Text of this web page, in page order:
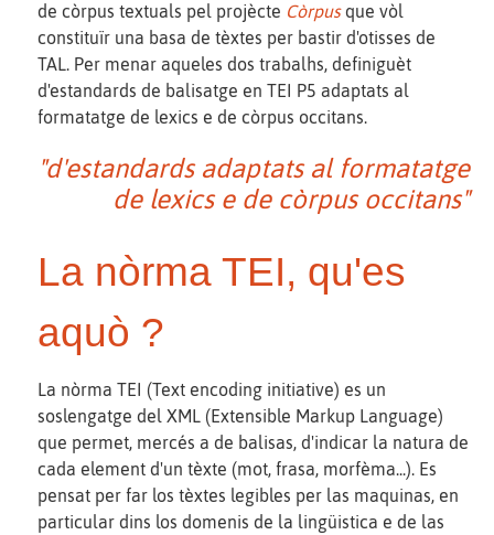
de còrpus textuals pel projècte Còrpusque vòl
constituïr una basa de tèxtes per bastir d'otisses de
TAL. Per menar aqueles dos trabalhs, definiguèt
d'estandards de balisatge en TEI P5 adaptats al
formatatge de lexics e de còrpus occitans.
"d'estandards adaptats al formatatge
de lexics e de còrpus occitans"
La nòrma TEI, qu'es
aquò ?
La nòrma TEI (Text encoding initiative) es un
soslengatge del XML (Extensible Markup Language)
que permet, mercés a de balisas, d'indicar la natura de
cada element d'un tèxte (mot, frasa, morfèma...). Es
pensat per far los tèxtes legibles per las maquinas, en
particular dins los domenis de la lingüistica e de las